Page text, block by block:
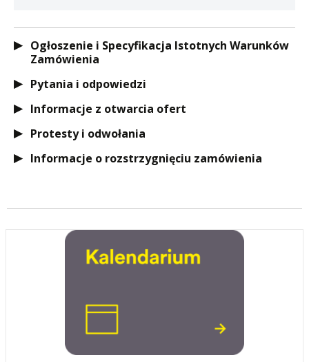
Ogłoszenie i Specyfikacja Istotnych Warunków
Zamówienia
Pytania i odpowiedzi
Informacje z otwarcia ofert
Protesty i odwołania
Informacje o rozstrzygnięciu zamówienia